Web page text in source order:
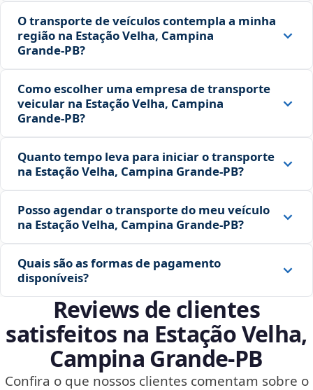
O transporte de veículos contempla a minha
região na Estação Velha, Campina
Grande‑PB?
Como escolher uma empresa de transporte
veicular na Estação Velha, Campina
Grande‑PB?
Quanto tempo leva para iniciar o transporte
na Estação Velha, Campina Grande‑PB?
Posso agendar o transporte do meu veículo
na Estação Velha, Campina Grande‑PB?
Quais são as formas de pagamento
disponíveis?
Reviews de clientes
satisfeitos na Estação Velha,
Campina Grande‑PB
Confira o que nossos clientes comentam sobre o